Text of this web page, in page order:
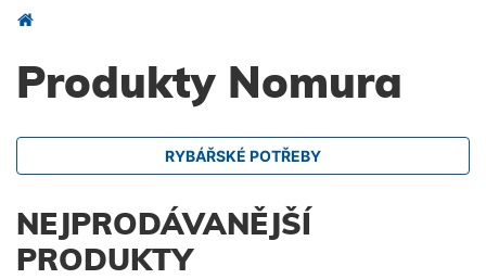
Produkty Nomura
RYBÁŘSKÉ POTŘEBY
NEJPRODÁVANĚJŠÍ
PRODUKTY